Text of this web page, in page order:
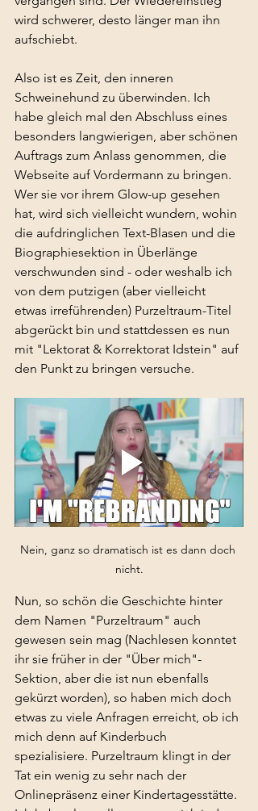
wird schwerer, desto länger man ihn
aufschiebt.
Also ist es Zeit, den inneren
Schweinehund zu überwinden. Ich
habe gleich mal den Abschluss eines
besonders langwierigen, aber schönen
Auftrags zum Anlass genommen, die
Webseite auf Vordermann zu bringen.
Wer sie vor ihrem Glow-up gesehen
hat, wird sich vielleicht wundern, wohin
die aufdringlichen Text-Blasen und die
Biographiesektion in Überlänge
verschwunden sind - oder weshalb ich
von dem putzigen (aber vielleicht
etwas irreführenden) Purzeltraum-Titel
abgerückt bin und stattdessen es nun
mit "Lektorat & Korrektorat Idstein" auf
den Punkt zu bringen versuche.
Nein, ganz so dramatisch ist es dann doch
nicht.
Nun, so schön die Geschichte hinter
dem Namen "Purzeltraum" auch
gewesen sein mag (Nachlesen konntet
ihr sie früher in der "Über mich"-
Sektion, aber die ist nun ebenfalls
gekürzt worden), so haben mich doch
etwas zu viele Anfragen erreicht, ob ich
mich denn auf Kinderbuch
spezialisiere. Purzeltraum klingt in der
Tat ein wenig zu sehr nach der
Onlinepräsenz einer Kindertagesstätte.